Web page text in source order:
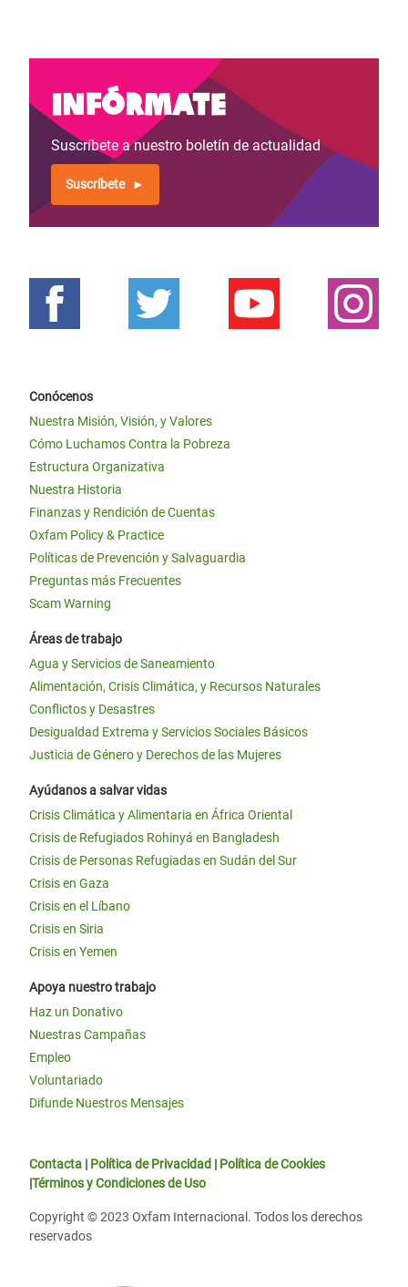
Infórmate
Suscríbete a nuestro boletín de actualidad
Suscríbete
Conócenos
Nuestra Misión, Visión, y Valores
Cómo Luchamos Contra la Pobreza
Estructura Organizativa
Nuestra Historia
Finanzas y Rendición de Cuentas
Oxfam Policy & Practice
Políticas de Prevención y Salvaguardia
Preguntas más Frecuentes
Scam Warning
Áreas de trabajo
Agua y Servicios de Saneamiento
Alimentación, Crisis Climática, y Recursos Naturales
Conflictos y Desastres
Desigualdad Extrema y Servicios Sociales Básicos
Justicia de Género y Derechos de las Mujeres
Ayúdanos a salvar vidas
Crisis Climática y Alimentaria en África Oriental
Crisis de Refugiados Rohinyá en Bangladesh
Crisis de Personas Refugiadas en Sudán del Sur
Crisis en Gaza
Crisis en el Líbano
Crisis en Siria
Crisis en Yemen
Apoya nuestro trabajo
Haz un Donativo
Nuestras Campañas
Empleo
Voluntariado
Difunde Nuestros Mensajes
Contacta | Política de Privacidad | Política de Cookies
|Términos y Condiciones de Uso
Copyright © 2023 Oxfam Internacional. Todos los derechos
reservados